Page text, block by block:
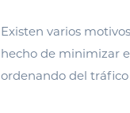
Existen varios
hecho de minimizar
ordenando del